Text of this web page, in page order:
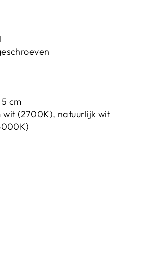
cm
wit (2700K), natuurlijk wit